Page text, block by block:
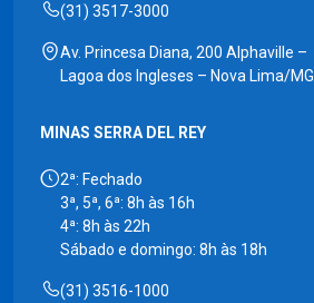
(31) 3517-3000
Av. Princesa Diana, 200 Alphaville –
Lagoa dos Ingleses – Nova Lima/MG
MINAS SERRA DEL REY
2ª: Fechado
3ª, 5ª, 6ª: 8h às 16h
4ª: 8h às 22h
Sábado e domingo: 8h às 18h
(31) 3516-1000